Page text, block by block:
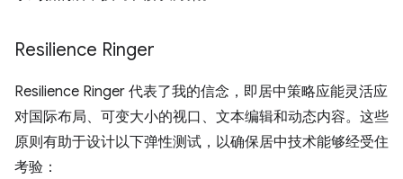
Resilience Ringer
Resilience Ringer 代表了我的信念，即居中策略应能灵活应
对国际布局、可变大小的视口、文本编辑和动态内容。这些
原则有助于设计以下弹性测试，以确保居中技术能够经受住
考验：